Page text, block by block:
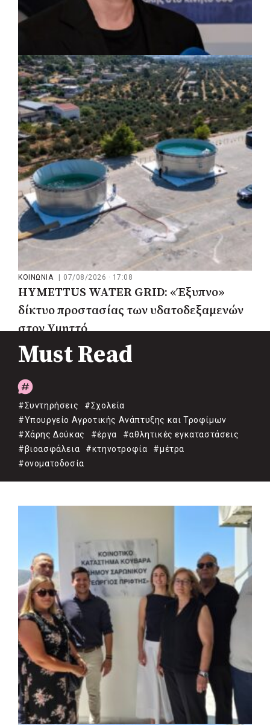
ΡΕΠΟΡΤΑΖ | 07/08/2026 · 17:27
Ο Δούκας για έργα, καθαριότητα και τη
μάχη των επόμενων εκλογών: «Η καλύτερη
μου να κατέβει ο Μπακογιάννης»
ΚΟΙΝΩΝΙΑ | 07/08/2026 · 17:08
HYMETTUS WATER GRID: «Έξυπνο»
δίκτυο προστασίας των υδατοδεξαμενών
στον Υμηττό
Must Read
#Συντηρήσεις
#Σχολεία
#Υπουργείο Αγροτικής Ανάπτυξης και Τροφίμων
#Χάρης Δούκας
#έργα
#αθλητικές εγκαταστάσεις
#βιοασφάλεια
#κτηνοτροφία
#μέτρα
#ονοματοδοσία